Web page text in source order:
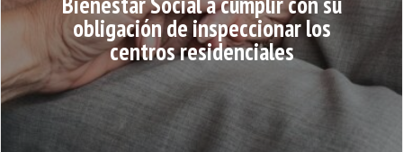
obligación de inspeccionar los
centros residenciales